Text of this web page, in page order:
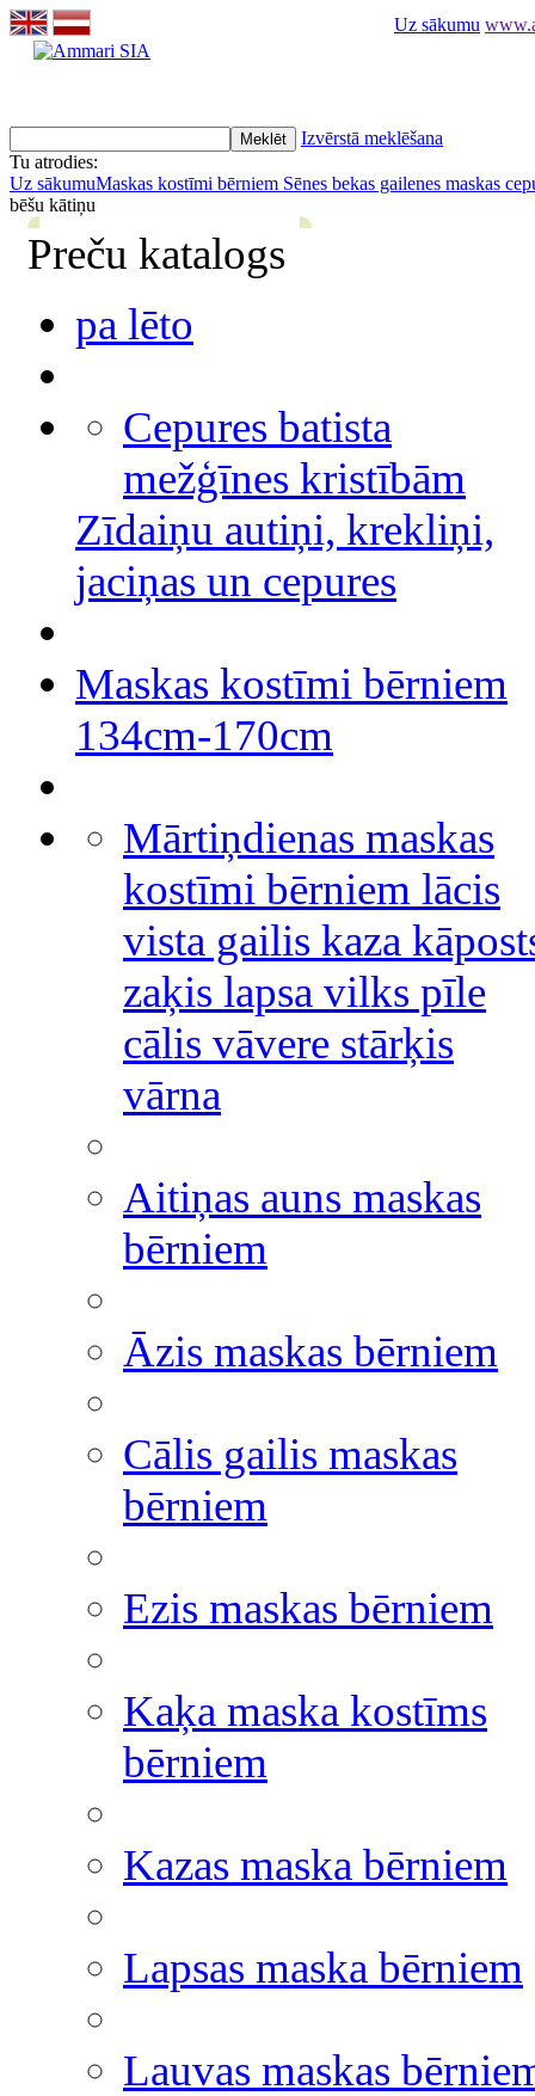
Uz sākumu
Izvērstā meklēšana
Tu atrodies:
Uz sākumuMaskas kostīmi bērniem Sēnes bekas gailenes maskas
bēšu kātiņu
Preču katalogs
pa lēto
Cepures batista
mežģīnes kristībām
Zīdaiņu autiņi, krekliņi,
jaciņas un cepures
Maskas kostīmi bērniem
134cm-170cm
Mārtiņdienas maskas
kostīmi bērniem lācis
vista gailis kaza
zaķis lapsa vilks pīle
cālis vāvere stārķis
vārna
Aitiņas auns maskas
bērniem
Āzis maskas bērniem
Cālis gailis maskas
bērniem
Ezis maskas bērniem
Kaķa maska kostīms
bērniem
Kazas maska bērniem
Lapsas maska bērniem
Lauvas maskas